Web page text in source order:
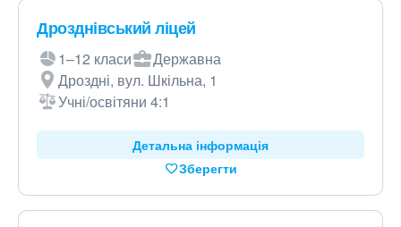
Дрозднівський ліцей
1–12 класи
Державна
Дроздні, вул. Шкільна, 1
Учні/освітяни 4:1
Детальна інформація
Зберегти